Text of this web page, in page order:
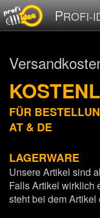
PROFI-
FÜR
AT & DE
LAGERWARE
Unsere Artikel sind
Falls Artikel wirklich
steht bei dem Artikel